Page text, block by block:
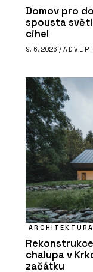
Domov pro
spousta
cihel
9. 6. 2026 /
ARCHITEKTURA
chalupa v
začátku